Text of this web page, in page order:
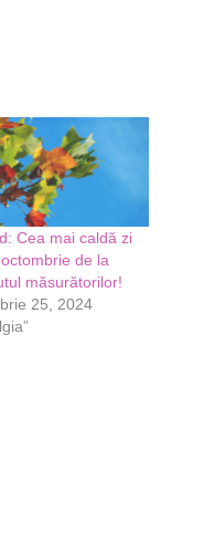
Cea mai caldă zi
de la
măsurătorilor!
25, 2024